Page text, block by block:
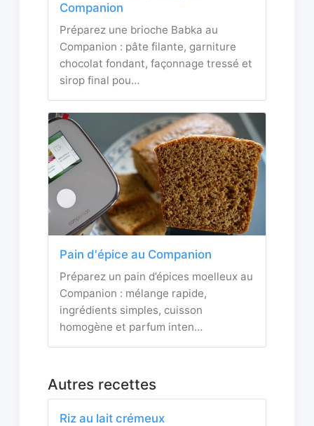
Companion
Préparez une brioche Babka au
Companion : pâte filante, garniture
chocolat fondant, façonnage tressé et
sirop final pou…
Pain d'épice au Companion
Préparez un pain d’épices moelleux au
Companion : mélange rapide,
ingrédients simples, cuisson
homogène et parfum inten…
Autres recettes
Riz au lait crémeux